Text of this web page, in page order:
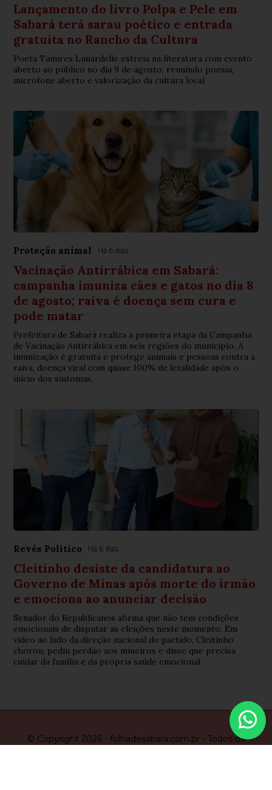
Lançamento do livro Polpa e Pele em
Sabará terá sarau poético e entrada
gratuita no Rancho da Cultura
Poeta Tamires Lunardelle estreia na literatura com evento
aberto ao público no dia 9 de agosto, reunindo poesia,
microfone aberto e valorização da cultura local
Proteção animal Há 6 dias
Vacinação Antirrábica em Sabará:
campanha imuniza cães e gatos no dia 8
de agosto; raiva é doença sem cura e
pode matar
Prefeitura de Sabará realiza a primeira etapa da Campanha
de Vacinação Antirrábica em seis regiões do município. A
imunização é gratuita e protege animais e pessoas contra a
raiva, doença viral com quase 100% de letalidade após o
início dos sintomas.
Revés Político Há 6 dias
Cleitinho desiste da candidatura ao
Governo de Minas após morte do irmão
e emociona ao anunciar decisão
Senador do Republicanos afirma que não tem condições
emocionais de disputar as eleições neste momento. Em
vídeo ao lado da direção nacional do partido, Cleitinho
chorou, pediu perdão aos mineiros e disse que precisa
cuidar da família e da própria saúde emocional.
© Copyright 2026 - folhadesabara.com.br - Todos os